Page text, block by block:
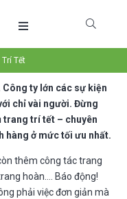
Tết
ty lớn các sự kiện
chỉ vài người. Đừng
trang trí tết – chuyên
hàng ở mức tối ưu nhất.
thêm công tác trang
hoàn…. Báo động!
phải việc đơn giản mà